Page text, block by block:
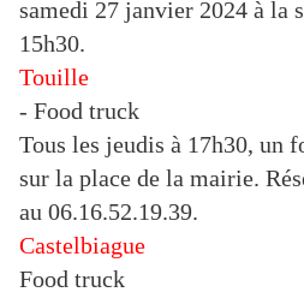
samedi 27 janvier 2024 à la
15h30.
Touille
- Food truck
Tous les jeudis à 17h30, un
sur la place de la mairie.
au 06.16.52.19.39.
Castelbiague
Food truck